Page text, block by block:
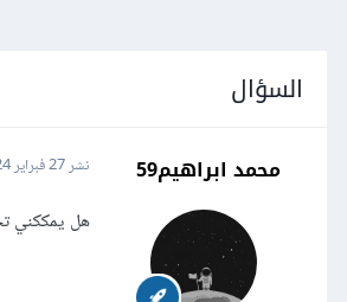
السؤال
محمد ابراهيم59 نشر27 فبراير 2024
هل يمككني